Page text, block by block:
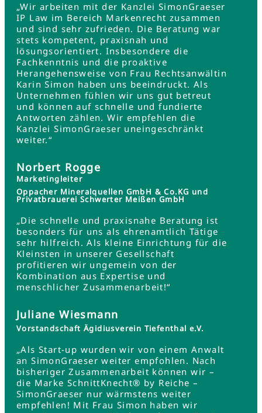
„Wir arbeiten mit der Kanzlei SimonGraeser
IP Law im Bereich Markenrecht zusammen
und sind sehr zufrieden. Die Beratung war
stets kompetent, praxisnah und
lösungsorientiert. Insbesondere die
Fachkenntnis und die proaktive
Herangehensweise von Frau Rechtsanwältin
Karin Simon haben uns beeindruckt. Als
Unternehmen fühlen wir uns gut betreut
und können auf schnelle und fundierte
Antworten zählen. Wir empfehlen die
Kanzlei SimonGraeser uneingeschränkt
weiter.“
Norbert Rogge
Marketingleiter
Oppacher Mineralquellen GmbH & Co.KG und
Privatbrauerei Schwerter Meißen GmbH
„Die schnelle und praxisnahe Beratung ist
besonders für uns als ehrenamtlich Tätige
sehr hilfreich. Als kleine Einrichtung für die
Kleinsten in unserer Gesellschaft
profitieren wir ungemein von der
Kombination aus Expertise und
menschlicher Zusammenarbeit!“
Juliane Wiesmann
Vorstandschaft Ägidiusverein Tiefenthal e.V.
„Als Start-up wurden wir von einem Anwalt
an SimonGraeser weiter empfohlen. Nach
bisheriger Zusammenarbeit können wir –
die Marke SchnittKnecht® by Reiche –
SimonGraeser nur wärmstens weiter
empfehlen! Mit Frau Simon haben wir